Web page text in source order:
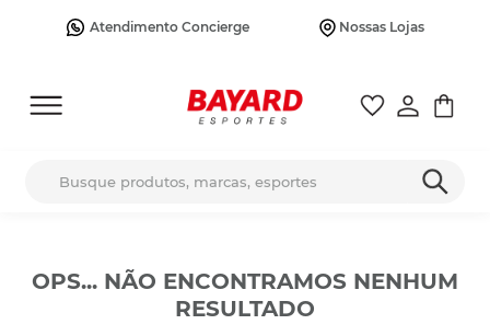
Atendimento Concierge Nossas Lojas
OPS... NÃO ENCONTRAMOS NENHUM
RESULTADO